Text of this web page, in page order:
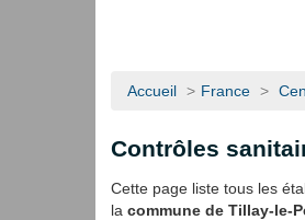
Accueil > France >
Contrôles
Cette page liste tous les
la commune de Tillay-le-